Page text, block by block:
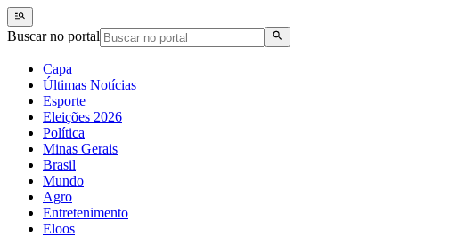
Buscar no portal
Capa
Últimas Notícias
Esporte
Eleições 2026
Política
Minas Gerais
Brasil
Mundo
Agro
Entretenimento
Eloos